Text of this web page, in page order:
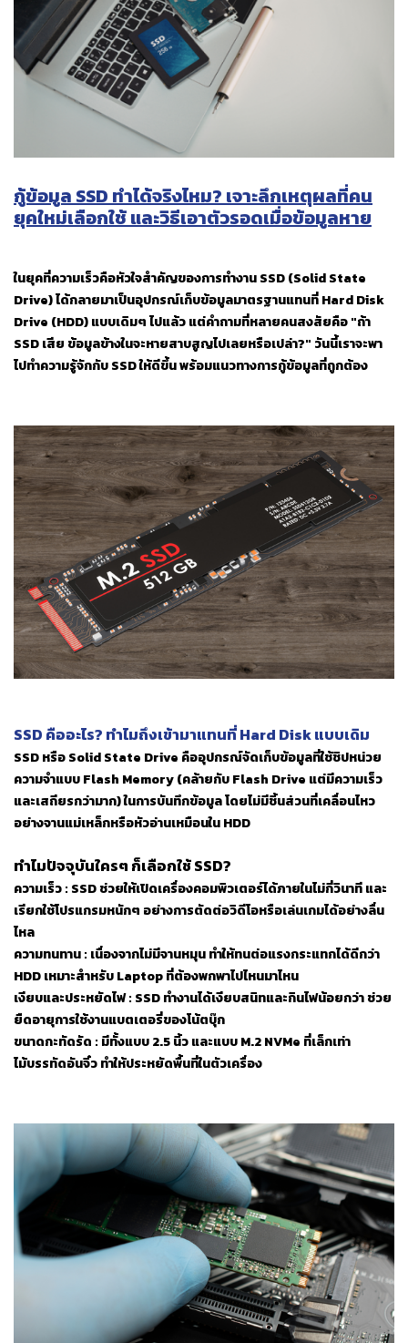
กู้ข้อมูล SSD ทำได้จริงไหม? เจาะลึกเหตุผลที่คน
ยุคใหม่เลือกใช้ และวิธีเอาตัวรอดเมื่อข้อมูลหาย
ในยุคที่ความเร็วคือหัวใจสำคัญของการทำงาน SSD (Solid State
Drive) ได้กลายมาเป็นอุปกรณ์เก็บข้อมูลมาตรฐานแทนที่ Hard Disk
Drive (HDD) แบบเดิมๆ ไปแล้ว แต่คำถามที่หลายคนสงสัยคือ "ถ้า
SSD เสีย ข้อมูลข้างในจะหายสาบสูญไปเลยหรือเปล่า?" วันนี้เราจะพา
ไปทำความรู้จักกับ SSD ให้ดีขึ้น พร้อมแนวทางการกู้ข้อมูลที่ถูกต้อง
SSD คืออะไร? ทำไมถึงเข้ามาแทนที่ Hard Disk แบบเดิม
SSD หรือ Solid State Drive คืออุปกรณ์จัดเก็บข้อมูลที่ใช้ชิปหน่วย
ความจำแบบ Flash Memory (คล้ายกับ Flash Drive แต่มีความเร็ว
และเสถียรกว่ามาก) ในการบันทึกข้อมูล โดยไม่มีชิ้นส่วนที่เคลื่อนไหว
อย่างจานแม่เหล็กหรือหัวอ่านเหมือนใน HDD
ทำไมปัจจุบันใครๆ ก็เลือกใช้ SSD?
ความเร็ว : SSD ช่วยให้เปิดเครื่องคอมพิวเตอร์ได้ภายในไม่กี่วินาที และ
เรียกใช้โปรแกรมหนักๆ อย่างการตัดต่อวิดีโอหรือเล่นเกมได้อย่างลื่น
ไหล
ความทนทาน : เนื่องจากไม่มีจานหมุน ทำให้ทนต่อแรงกระแทกได้ดีกว่า
HDD เหมาะสำหรับ Laptop ที่ต้องพกพาไปไหนมาไหน
เงียบและประหยัดไฟ : SSD ทำงานได้เงียบสนิทและกินไฟน้อยกว่า ช่วย
ยืดอายุการใช้งานแบตเตอรี่ของโน้ตบุ๊ก
ขนาดกะทัดรัด : มีทั้งแบบ 2.5 นิ้ว และแบบ M.2 NVMe ที่เล็กเท่า
ไม้บรรทัดอันจิ๋ว ทำให้ประหยัดพื้นที่ในตัวเครื่อง